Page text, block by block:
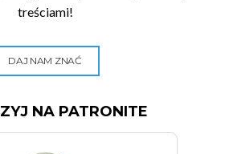
treściami!
DAJ NAM ZNAĆ
NA PATRONITE